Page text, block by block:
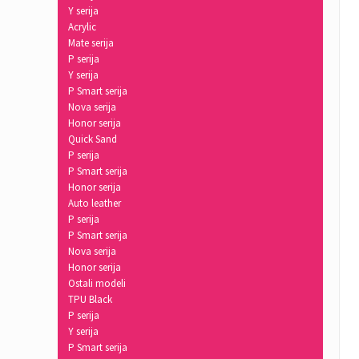
Y serija
Acrylic
Mate serija
P serija
Y serija
P Smart serija
Nova serija
Honor serija
Quick Sand
P serija
P Smart serija
Honor serija
Auto leather
P serija
P Smart serija
Nova serija
Honor serija
Ostali modeli
TPU Black
P serija
Y serija
P Smart serija